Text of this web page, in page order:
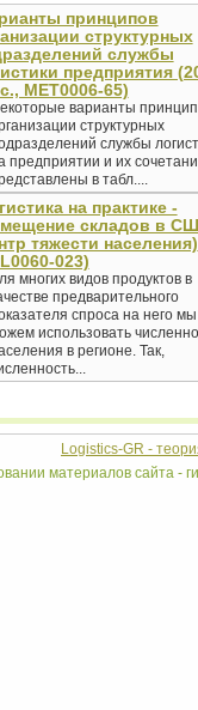
принципов
структурных
службы
предприятия
MET0006-65)
варианты
структурных
службы
предприятии и их
в табл....
на практике -
складов в
тяжести населения)
023)
многих видов продуктов в
предварительного
спроса на него мы
использовать
в регионе. Так,
Logistics-GR -
материалов сайта -